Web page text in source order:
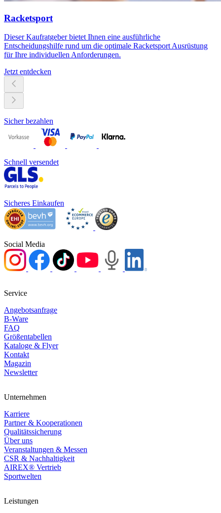
Racketsport
Dieser Kaufratgeber bietet Ihnen eine ausführliche
Entscheidungshilfe rund um die optimale Racketsport Ausrüstung
für Ihre individuellen Anforderungen.
Jetzt entdecken
Sicher bezahlen
Schnell versendet
Sicheres Einkaufen
Social Media
Service
Angebotsanfrage
B-Ware
FAQ
Größentabellen
Kataloge & Flyer
Kontakt
Magazin
Newsletter
Unternehmen
Karriere
Partner & Kooperationen
Qualitätssicherung
Über uns
Veranstaltungen & Messen
CSR & Nachhaltigkeit
AIREX® Vertrieb
Sportwelten
Leistungen